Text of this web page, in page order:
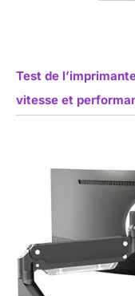
Test de
vitesse et